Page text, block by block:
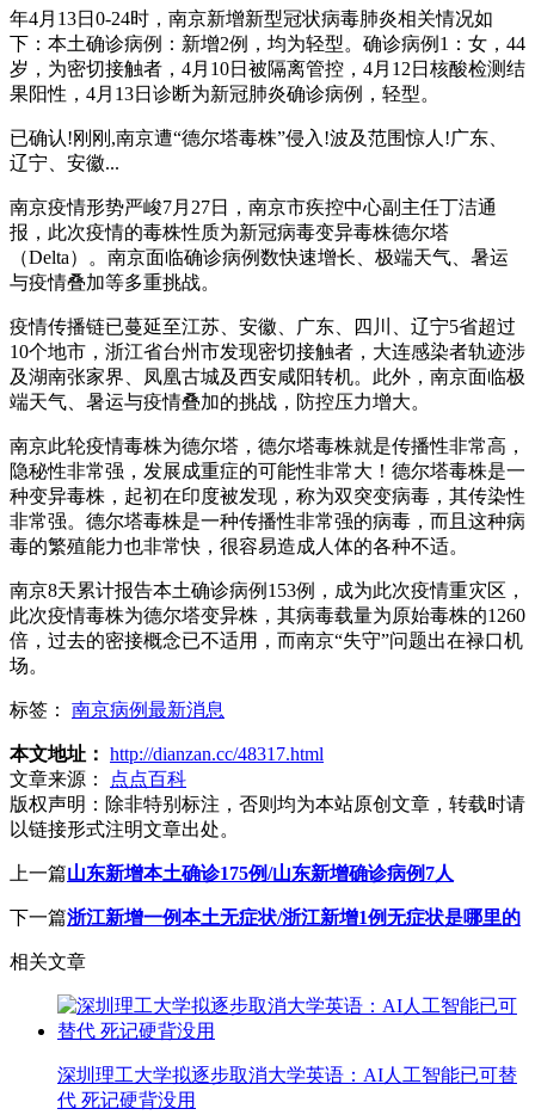
年4月13日0-24时，南京新增新型冠状病毒肺炎相关情况如
下：本土确诊病例：新增2例，均为轻型。确诊病例1：女，44
岁，为密切接触者，4月10日被隔离管控，4月12日核酸检测结
果阳性，4月13日诊断为新冠肺炎确诊病例，轻型。
已确认!刚刚,南京遭“德尔塔毒株”侵入!波及范围惊人!广东、
辽宁、安徽...
南京疫情形势严峻7月27日，南京市疾控中心副主任丁洁通
报，此次疫情的毒株性质为新冠病毒变异毒株德尔塔
（Delta）。南京面临确诊病例数快速增长、极端天气、暑运
与疫情叠加等多重挑战。
疫情传播链已蔓延至江苏、安徽、广东、四川、辽宁5省超过
10个地市，浙江省台州市发现密切接触者，大连感染者轨迹涉
及湖南张家界、凤凰古城及西安咸阳转机。此外，南京面临极
端天气、暑运与疫情叠加的挑战，防控压力增大。
南京此轮疫情毒株为德尔塔，德尔塔毒株就是传播性非常高，
隐秘性非常强，发展成重症的可能性非常大！德尔塔毒株是一
种变异毒株，起初在印度被发现，称为双突变病毒，其传染性
非常强。德尔塔毒株是一种传播性非常强的病毒，而且这种病
毒的繁殖能力也非常快，很容易造成人体的各种不适。
南京8天累计报告本土确诊病例153例，成为此次疫情重灾区，
此次疫情毒株为德尔塔变异株，其病毒载量为原始毒株的1260
倍，过去的密接概念已不适用，而南京“失守”问题出在禄口机
场。
标签： 南京病例最新消息
本文地址： http://dianzan.cc/48317.html
文章来源：
点点百科
版权声明： 除非特别标注，否则均为本站原创文章，转载时请
以链接形式注明文章出处。
上一篇山东新增本土确诊175例/山东新增确诊病例7人
下一篇浙江新增一例本土无症状/浙江新增1例无症状是哪里的
相关文章
深圳理工大学拟逐步取消大学英语：AI人工智能已可替
代 死记硬背没用